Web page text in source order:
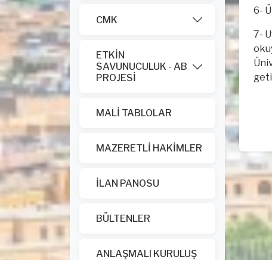
CMK
ETKİN
SAVUNUCULUK - AB
PROJESİ
MALİ TABLOLAR
MAZERETLİ HAKİMLER
İLAN PANOSU
BÜLTENLER
ANLAŞMALI KURULUŞ
6-
7-